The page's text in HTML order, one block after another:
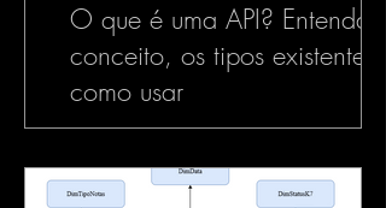
O que é uma API? Entenda o
conceito, os tipos existentes e
como usar
No mundo da tecnologia,
no desenvolvimento de software, o termo
API é muito utilizado — e com razão. As